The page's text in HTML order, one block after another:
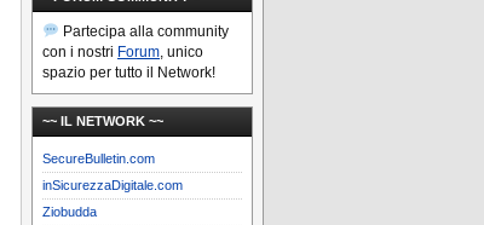
Partecipa alla community
con i nostri Forum, unico
spazio per tutto il Network!
~~ IL NETWORK ~~
SecureBulletin.com
inSicurezzaDigitale.com
Ziobudda